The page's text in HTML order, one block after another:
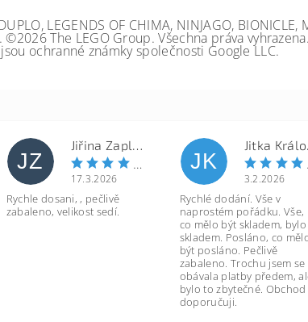
LEGENDS OF CHIMA, NINJAGO, BIONICLE,
The LEGO Group. Všechna práva vyhrazena.
ochranné známky společnosti Google LLC.
JZ
Jiřina Zapletalová
17.3.2026
Rychle dosani, , pečlivě
zabaleno, velikost sedí.
JK
3.2.2026
Rychlé dodání. Vše v
naprostém pořádku. Vše,
co mělo být skladem, bylo
skladem. Posláno, co
být posláno. Pečlivě
zabaleno. Trochu jsem se
obávala platby předem,
bylo to zbytečné. Obchod
doporučuji.